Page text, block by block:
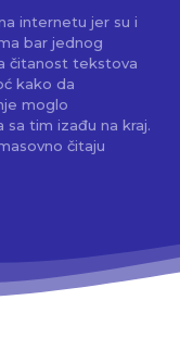
internetu jer su i
bar jednog
čitanost tekstova
kako da
moglo
tim izađu na kraj.
čitaju